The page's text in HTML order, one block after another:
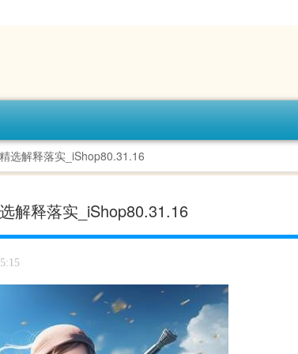
选解释落实_iShop80.31.16
解释落实_iShop80.31.16